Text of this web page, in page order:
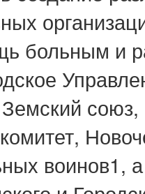
больным и
воинов1,